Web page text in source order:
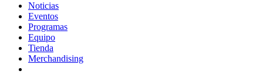
Noticias
Eventos
Programas
Equipo
Tienda
Merchandising